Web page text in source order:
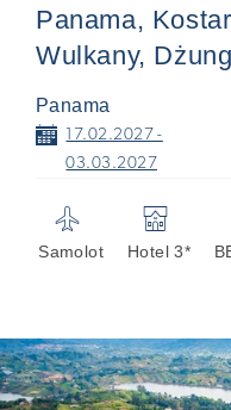
Panama,
Wulkany,
Panama
📅
17.02.2027 -
03.03.2027
✈
Samolot
🏨
Hotel 3*